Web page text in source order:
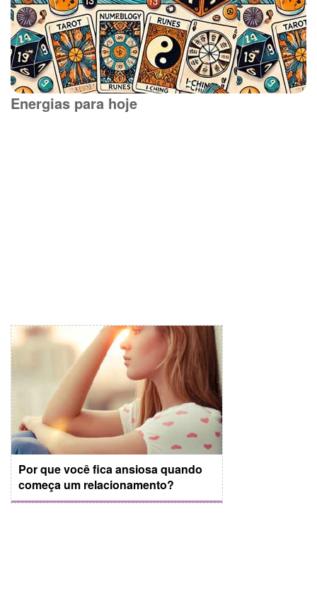
Energias para hoje
Por que você fica ansiosa quando
começa um relacionamento?